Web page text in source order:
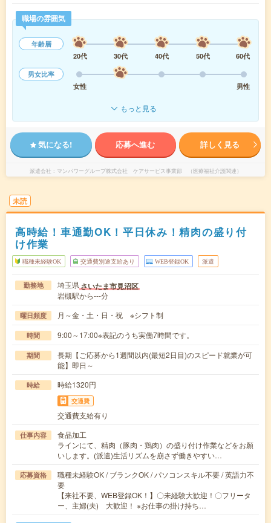
職場の雰囲気
年齢層
20代
30代 40代 50代
60代
男女比率
女性
男性
もっと見る
気になる! 応募へ進む 詳しく見る
派遣会社 マンパワーグループ株式会社 ケアサービス事業部 （医療福祉介護関連）
未読
高時給！車通勤OK！平日休み！精肉の盛り付
け作業
職種未経験OK 交通費別途支給あり WEB登録OK 派遣
勤務地 埼玉県さいたま市見沼区
岩槻駅から---分
曜日頻度 月～金・土・日・祝 ※シフト制
時間 9:00～17:00※表記のうち実働7時間です。
期間
長期【ご応募から1週間以内(最短2日目)のスピード就業が可
能】即日～
時給 時給1320円
交通費
交通費支給有り
仕事内容
食品加工
ラインにて、精肉（豚肉・鶏肉）の盛り付け作業などをお願
いします。(派遣)生活リズムを崩さず働きやすい…
応募資格
職種未経験OK / ブランクOK / パソコンスキル不要 / 英語力不
要
【来社不要、WEB登録OK！】〇未経験大歓迎！〇フリータ
ー、主婦(夫) 大歓迎！ ※お仕事の掛け持ち…